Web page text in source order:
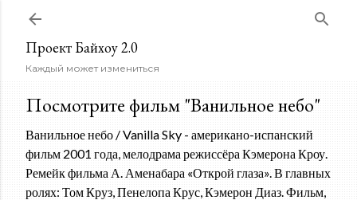
Проект Байхоу 2.0
Каждый может измениться
Посмотрите фильм "Ванильное небо"
Ванильное небо / Vanilla Sky - американо-испанский
фильм 2001 года, мелодрама режиссёра Кэмерона Кроу.
Ремейк фильма А. Аменабара «Открой глаза». В главных
ролях: Том Круз, Пенелопа Крус, Кэмерон Диаз. Фильм,